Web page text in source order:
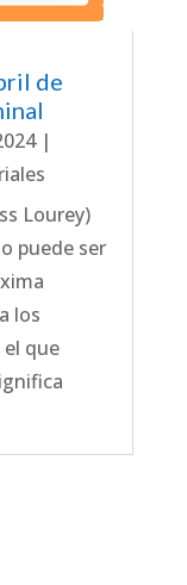
de
|
Lourey)
puede ser
los
que